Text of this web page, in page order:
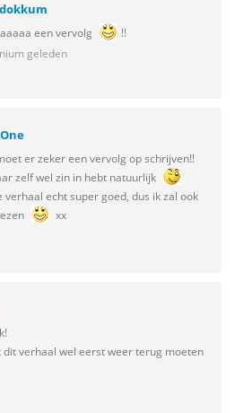
een vervolg
!!
geleden
er zeker een vervolg op schrijven!!
zelf wel zin in hebt natuurlijk
verhaal echt super goed, dus ik zal ook
xx
dit verhaal wel eerst weer terug moeten